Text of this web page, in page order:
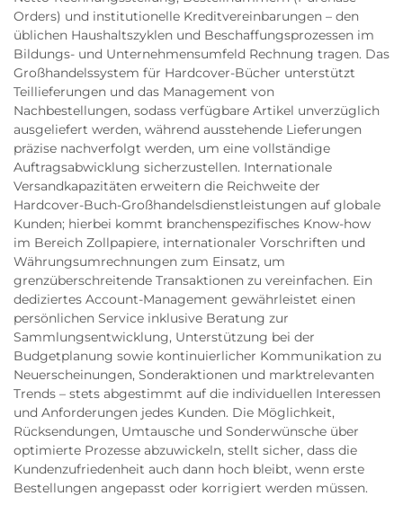
Orders) und institutionelle Kreditvereinbarungen – den
üblichen Haushaltszyklen und Beschaffungsprozessen im
Bildungs- und Unternehmensumfeld Rechnung tragen. Das
Großhandelssystem für Hardcover-Bücher unterstützt
Teillieferungen und das Management von
Nachbestellungen, sodass verfügbare Artikel unverzüglich
ausgeliefert werden, während ausstehende Lieferungen
präzise nachverfolgt werden, um eine vollständige
Auftragsabwicklung sicherzustellen. Internationale
Versandkapazitäten erweitern die Reichweite der
Hardcover-Buch-Großhandelsdienstleistungen auf globale
Kunden; hierbei kommt branchenspezifisches Know-how
im Bereich Zollpapiere, internationaler Vorschriften und
Währungsumrechnungen zum Einsatz, um
grenzüberschreitende Transaktionen zu vereinfachen. Ein
dediziertes Account-Management gewährleistet einen
persönlichen Service inklusive Beratung zur
Sammlungsentwicklung, Unterstützung bei der
Budgetplanung sowie kontinuierlicher Kommunikation zu
Neuerscheinungen, Sonderaktionen und marktrelevanten
Trends – stets abgestimmt auf die individuellen Interessen
und Anforderungen jedes Kunden. Die Möglichkeit,
Rücksendungen, Umtausche und Sonderwünsche über
optimierte Prozesse abzuwickeln, stellt sicher, dass die
Kundenzufriedenheit auch dann hoch bleibt, wenn erste
Bestellungen angepasst oder korrigiert werden müssen.